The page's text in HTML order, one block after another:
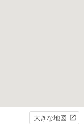
大きな地図